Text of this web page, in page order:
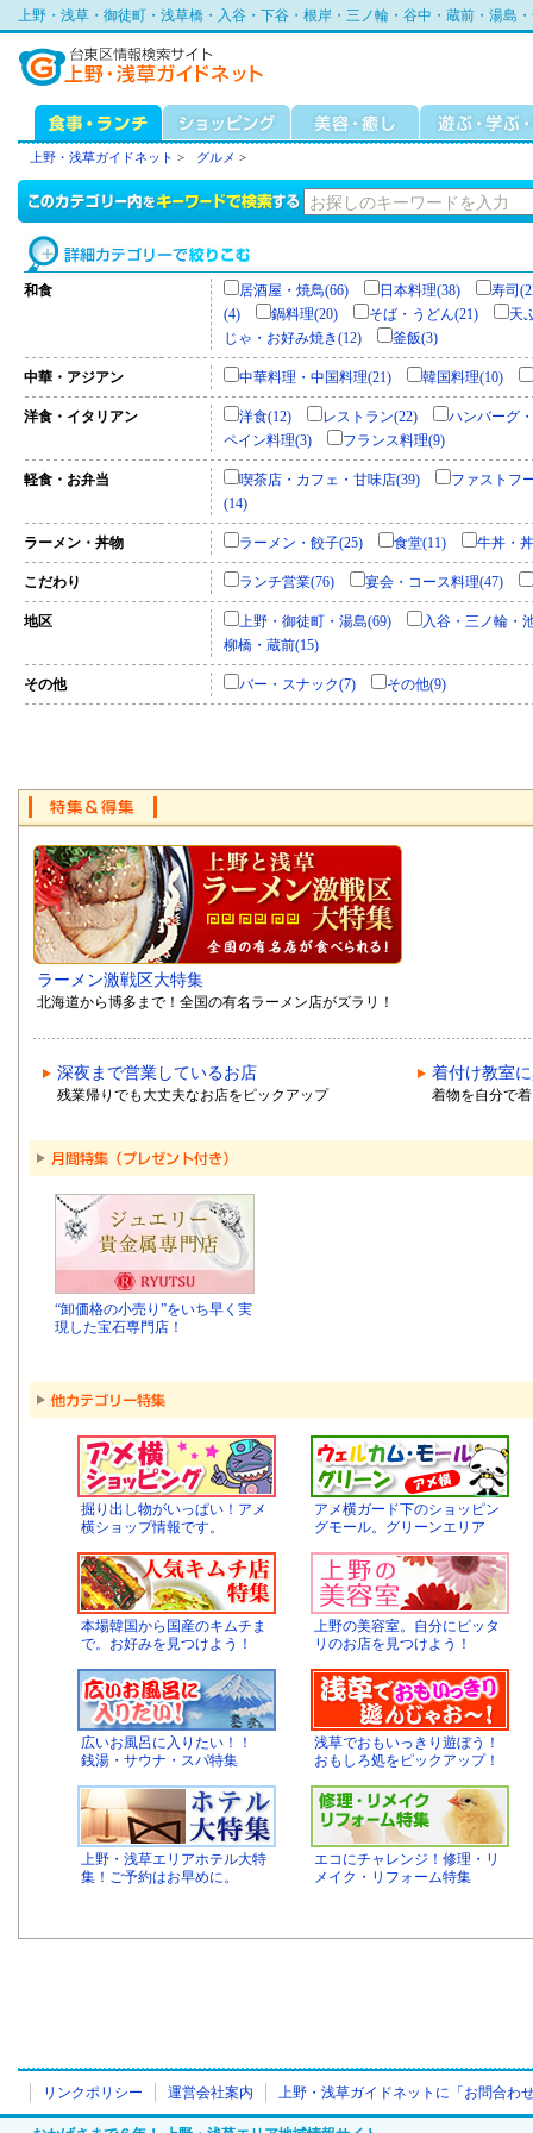
上野・浅草・御徒町・浅草橋・入谷・下谷・根岸・三ノ輪・谷中・蔵前・湯島
上野・浅草ガイドネット > グルメ >
和食 居酒屋・焼鳥(66) 日本料理(38)
寿司
(4)
鍋料理(20) そば・うどん(21)
天
じゃ・お好み焼き(12)
釜飯(3)
中華・アジアン 中華料理・中国料理(21) 韓国料理(10)
洋食・イタリアン 洋食(12) レストラン(22)
ハンバーグ
ペイン料理(3)
フランス料理(9)
軽食・お弁当 喫茶店・カフェ・甘味店(39)
ファストフ
(14)
ラーメン・丼物 ラーメン・餃子(25) 食堂(11) 牛丼・
こだわり ランチ営業(76) 宴会・コース料理(47)
地区 上野・御徒町・湯島(69)
入谷・三ノ輪・
柳橋・蔵前(15)
その他 バー・スナック(7) その他(9)
ラーメン激戦区大特集
北海道から博多まで！全国の有名ラーメン店がズラリ！
深夜まで営業しているお店
残業帰りでも大丈夫なお店をピックアップ
着付け教室
着物を自分で
“卸価格の小売り”をいち早く実
現した宝石専門店！
掘り出し物がいっぱい！アメ
横ショップ情報です。
アメ横ガード下のショッピン
グモール。グリーンエリア
本場韓国から国産のキムチま
で。お好みを見つけよう！
上野の美容室。自分にピッタ
リのお店を見つけよう！
広いお風呂に入りたい！！
銭湯・サウナ・スパ特集
浅草でおもいっきり遊ぼう！
おもしろ処をピックアップ！
上野・浅草エリアホテル大特
集！ご予約はお早めに。
エコにチャレンジ！修理・リ
メイク・リフォーム特集
リンクポリシー 運営会社案内 上野・浅草ガイドネットに「お問合わ